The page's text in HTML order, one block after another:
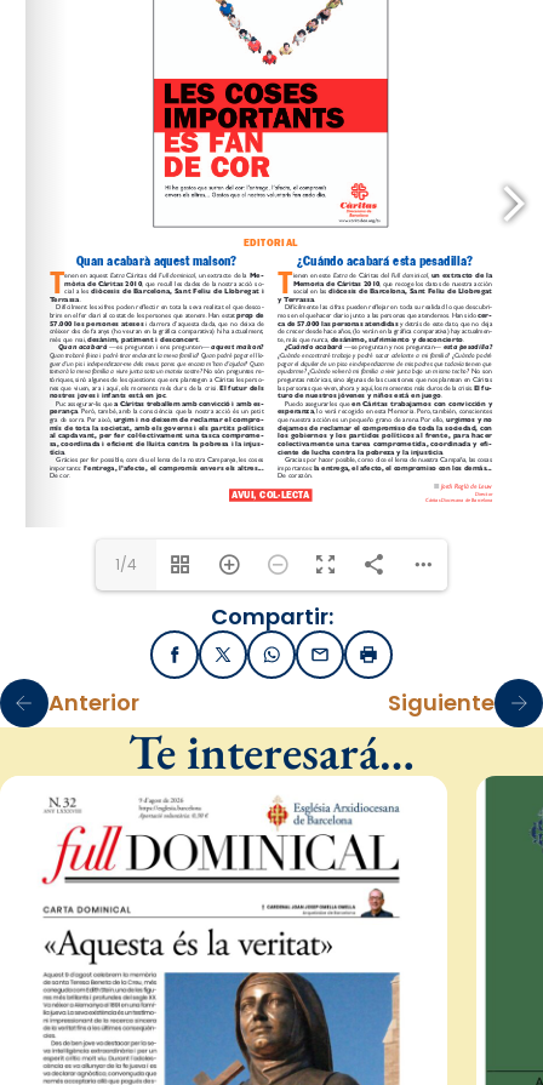
1/4
Compartir:
FacebookX / TwitterWhatsApp
EmailImprimir
Anterior Siguiente
Te interesará…